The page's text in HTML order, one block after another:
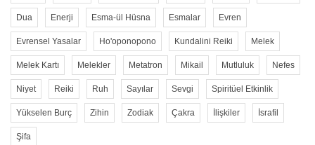
Dua Enerji Esma-ül Hüsna Esmalar Evren
Evrensel Yasalar Ho'oponopono Kundalini Reiki Melek
Melek Kartı Melekler Metatron Mikail Mutluluk Nefes
Niyet Reiki Ruh Sayılar Sevgi Spiritüel Etkinlik
Yükselen Burç Zihin Zodiak Çakra İlişkiler İsrafil
Şifa